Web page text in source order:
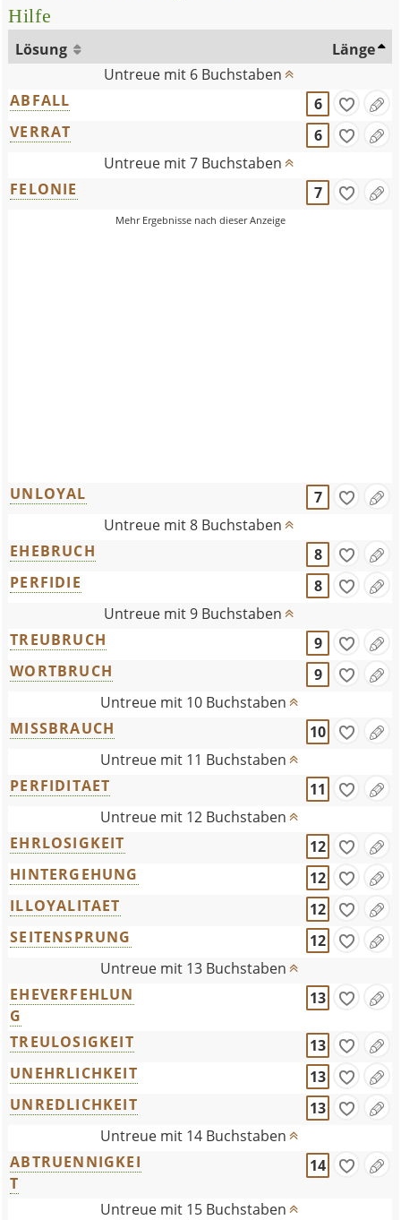
Hilfe
Lösung
Länge
Untreue mit 6 Buchstaben
ABFALL
6
VERRAT
6
Untreue mit 7 Buchstaben
FELONIE
7
UNLOYAL
7
Untreue mit 8 Buchstaben
EHEBRUCH
8
PERFIDIE
8
Untreue mit 9 Buchstaben
TREUBRUCH
9
WORTBRUCH
9
Untreue mit 10 Buchstaben
MISSBRAUCH
10
Untreue mit 11 Buchstaben
PERFIDITAET
11
Untreue mit 12 Buchstaben
EHRLOSIGKEIT
12
HINTERGEHUNG
12
ILLOYALITAET
12
SEITENSPRUNG
12
Untreue mit 13 Buchstaben
EHEVERFEHLUN
G
13
TREULOSIGKEIT
13
UNEHRLICHKEIT
13
UNREDLICHKEIT
13
Untreue mit 14 Buchstaben
ABTRUENNIGKEI
T
14
Untreue mit 15 Buchstaben